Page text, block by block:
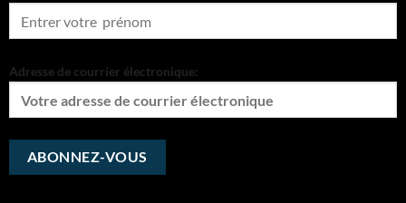
Adresse de courrier électronique: